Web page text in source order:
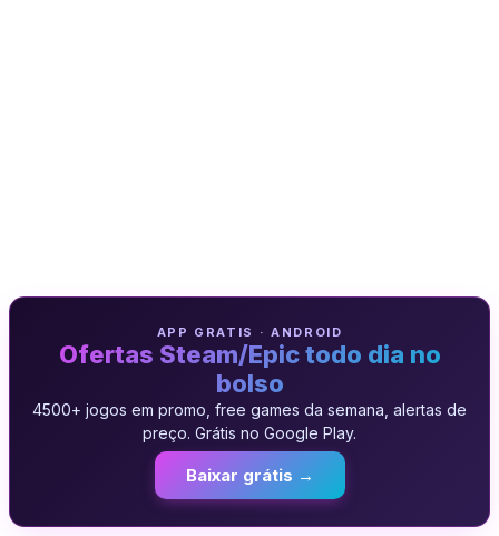
APP GRATIS · ANDROID
Ofertas Steam/Epic todo dia no
bolso
4500+ jogos em promo, free games da semana, alertas de
preço. Grátis no Google Play.
Baixar grátis →